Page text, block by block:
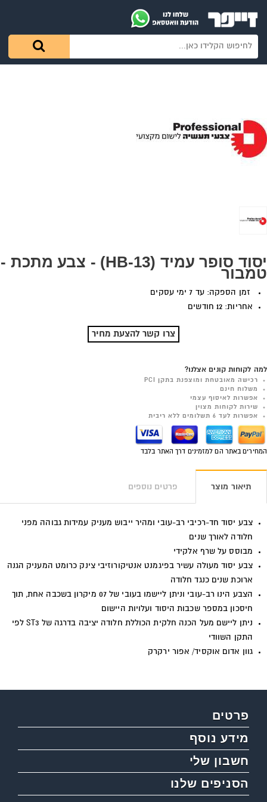
יסוד סופר עמיד (13-HB) - צבע מתכת -
טמבור
זמן הספקה: עד 7 ימי עסקים
אחריות: 12 חודשים
צרו קשר להצעת מחיר
למה לקוחות קונים אצלנו?
רכישה מאובטחת ומוצפנת בתקן PCI
משלוח חינם
אפשרות לאיסוף עצמי
שירות לקוחות מצוין
אפשרות לעד 6 תשלומים ללא ריבית
המחירים באתר הם למזמינים דרך האתר בלבד
תיאור מוצר פרטים נוספים
צבע יסוד חד-רכיבי רב-עובי ומהיר ייבוש מעניק עמידות גבוהה מפני
חלודה לאורך שנים
מבוסס על שרף אלקידי
צבע יסוד מעולה עשיר בפיגמנט אנטיקורוזיבי צינק כרומט המעניק הגנה
ארוכת שנים כנגד חלודה
הצבע הינו רב-עובי וניתן ליישמו בעובי של 07 מיקרון בשכבה אחת, תוך
חיסכון במספר שכבות היסוד ועלויות היישום
ניתן ליישם מעל הכנה חלקית הכוללת חלודה יציבה בדרגה של ST3
לפי
התקן השוודי
גוון אדום אוקסיד/ אפור ירקרק
פרטים
מידע נוסף
חשבון שלי
הסניפים שלנו